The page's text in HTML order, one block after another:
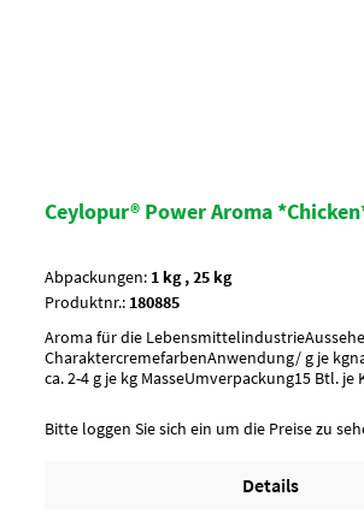
Ceylopur® Power Aroma
Abpackungen:
1 kg , 25 kg
Produktnr.: 180885
Aroma für die
CharaktercremefarbenAnwendung/ g je
ca. 2-4 g je kg MasseUmverpackung15 Btl. je
Bitte loggen Sie sich ein um die Preise zu
Details